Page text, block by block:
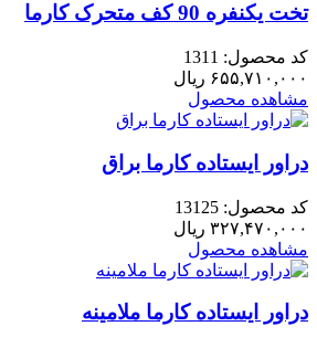
تخت یکنفره 90 کف متحرک کارما
کد محصول: 1311
۶۵۵,۷۱۰,۰۰۰ ریال
مشاهده محصول
دراور ایستاده کارما براق
کد محصول: 13125
۳۲۷,۴۷۰,۰۰۰ ریال
مشاهده محصول
دراور ایستاده کارما ملامینه